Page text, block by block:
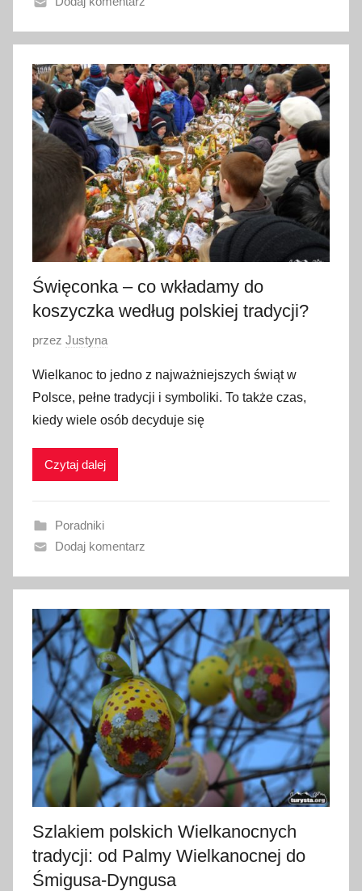
o
9
c
z
e
r
w
c
3
Święconka – co wkładamy do
koszyczka według polskiej tradycji?
O
u
b
l
i
a
n
2
k
w
i
t
n
i
a
2
0
2
przez Justyna
Wielkanoc to jedno z najważniejszych świąt w
Polsce, pełne tradycji i symboliki. To także czas,
kiedy wiele osób decyduje się
Czytaj dalej
Poradniki
Dodaj komentarz
Szlakiem polskich Wielkanocnych
tradycji: od Palmy Wielkanocnej do
Śmigusa-Dyngusa